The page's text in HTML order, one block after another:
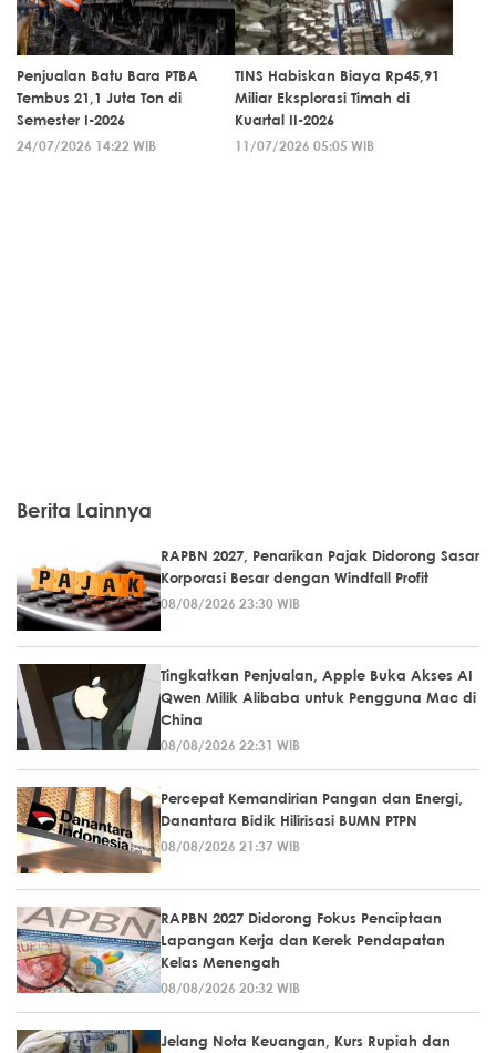
Penjualan Batu Bara PTBA
Tembus 21,1 Juta Ton di
Semester I-2026
24/07/2026 14:22 WIB
TINS Habiskan Biaya Rp45,91
Miliar Eksplorasi Timah di
Kuartal II-2026
11/07/2026 05:05 WIB
Berita Lainnya
RAPBN 2027, Penarikan Pajak Didorong Sasar
Korporasi Besar dengan Windfall Profit
08/08/2026 23:30 WIB
Tingkatkan Penjualan, Apple Buka Akses AI
Qwen Milik Alibaba untuk Pengguna Mac di
China
08/08/2026 22:31 WIB
Percepat Kemandirian Pangan dan Energi,
Danantara Bidik Hilirisasi BUMN PTPN
08/08/2026 21:37 WIB
RAPBN 2027 Didorong Fokus Penciptaan
Lapangan Kerja dan Kerek Pendapatan
Kelas Menengah
08/08/2026 20:32 WIB
Jelang Nota Keuangan, Kurs Rupiah dan